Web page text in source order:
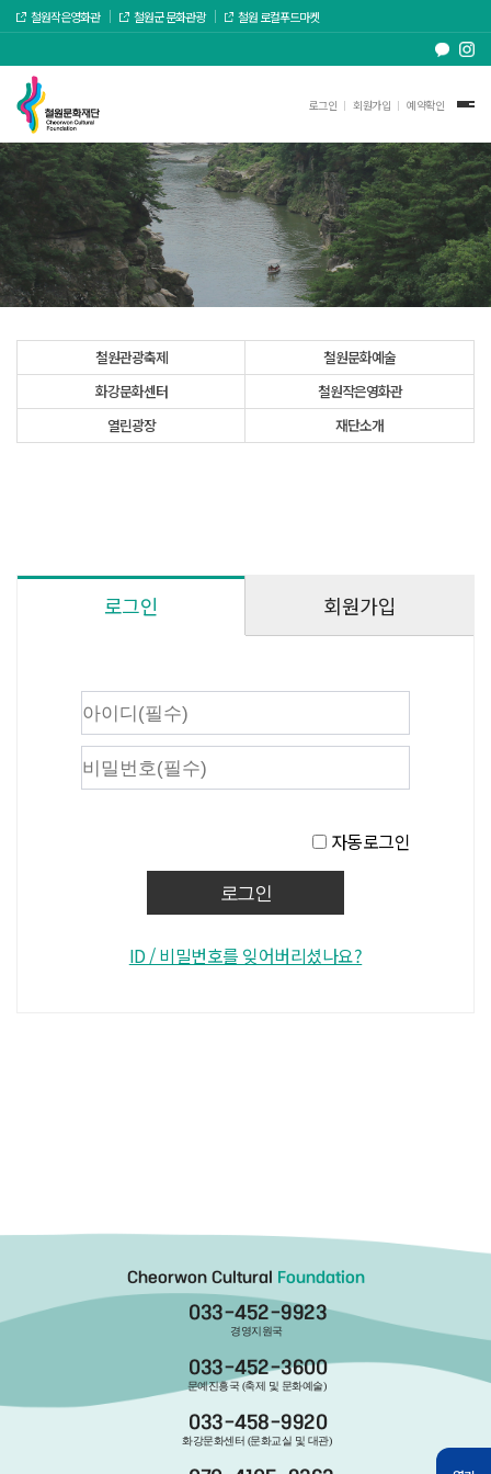
철원작은영화관 철원군 문화관광 철원 로컬푸드마켓
로그인 회원가입 예약확인
철원관광축제
철원문화예술
화강문화센터
철원작은영화관
열린광장
재단소개
로그인 회원가입
자동로그인
ID / 비밀번호를 잊어버리셨나요?
Cheorwon Cultural Foundation
033-452-9923
경영지원국
033-452-3600
문예진흥국 (축제 및 문화예술)
033-458-9920
화강문화센터 (문화교실 및 대관)